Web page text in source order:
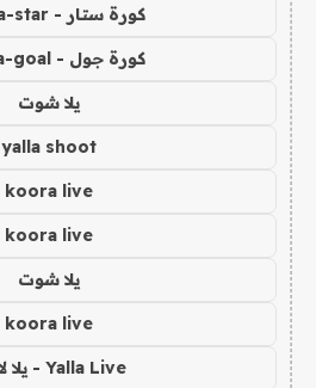
كورة ستار - koora-star
كورة جول - koora-goal
يلا شوت
yalla shoot
koora live
koora live
يلا شوت
koora live
Yalla Live - يلا لايف